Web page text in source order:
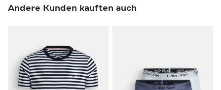
Andere Kunden kauften auch